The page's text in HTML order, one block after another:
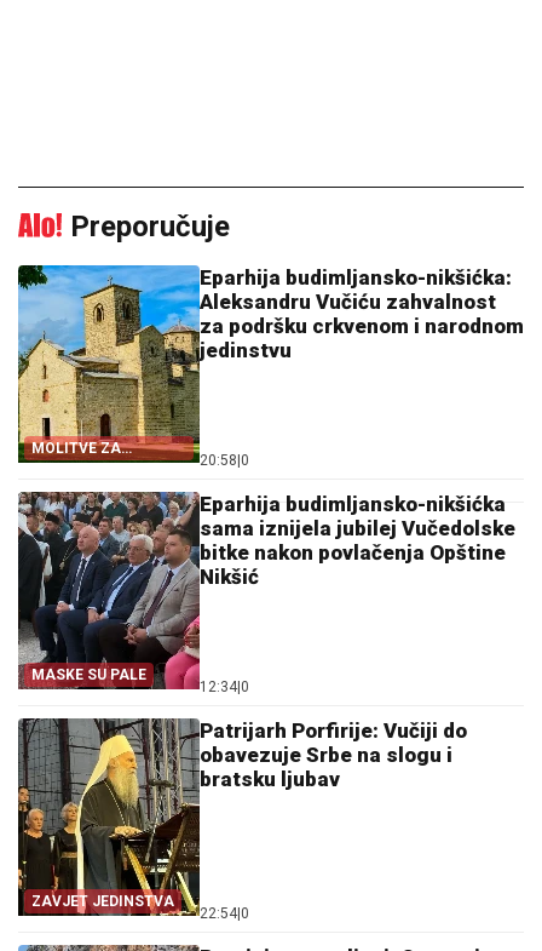
Preporučuje
MOLITVE ZA
ZDRAVLJE I USPJEH
Eparhija budimljansko-nikšićka:
Aleksandru Vučiću zahvalnost
za podršku crkvenom i narodnom
jedinstvu
20:58|0
MASKE SU PALE
Eparhija budimljansko-nikšićka
sama iznijela jubilej Vučedolske
bitke nakon povlačenja Opštine
Nikšić
12:34|0
ZAVJET JEDINSTVA
Patrijarh Porfirije: Vučiji do
obavezuje Srbe na slogu i
bratsku ljubav
22:54|0